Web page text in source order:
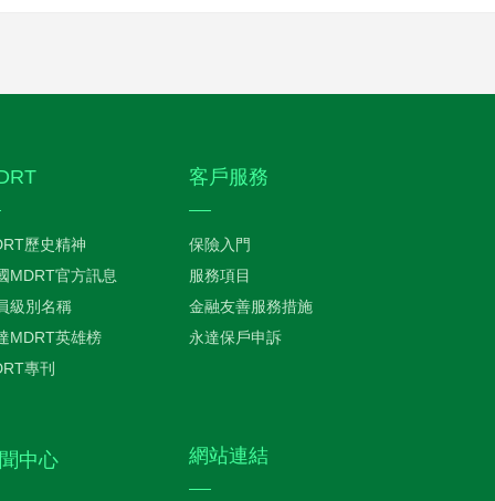
歷史精神
MDRT官方訊息
級別名稱
MDRT英雄榜
專刊
中心
客戶服務
保險入門
服務項目
金融友善服務措施
永達保戶申訴
網站連結